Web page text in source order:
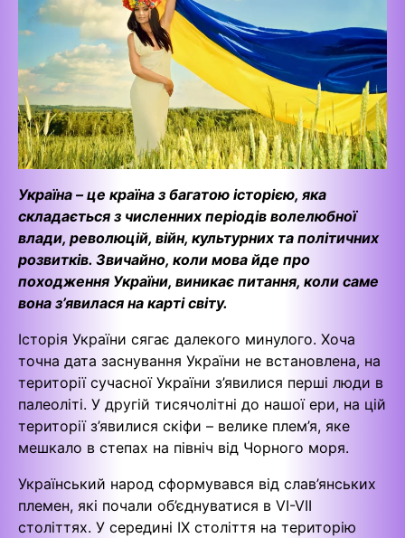
Україна – це країна з багатою історією, яка
складається з численних періодів волелюбної
влади, революцій, війн, культурних та політичних
розвитків. Звичайно, коли мова йде про
походження України, виникає питання, коли саме
вона з’явилася на карті світу.
Історія України сягає далекого минулого. Хоча
точна дата заснування України не встановлена, на
території сучасної України з’явилися перші люди в
палеоліті. У другій тисячолітні до нашої ери, на цій
території з’явилися скіфи – велике плем’я, яке
мешкало в степах на північ від Чорного моря.
Український народ сформувався від слав’янських
племен, які почали об’єднуватися в VI-VII
століттях. У середині IX століття на територію